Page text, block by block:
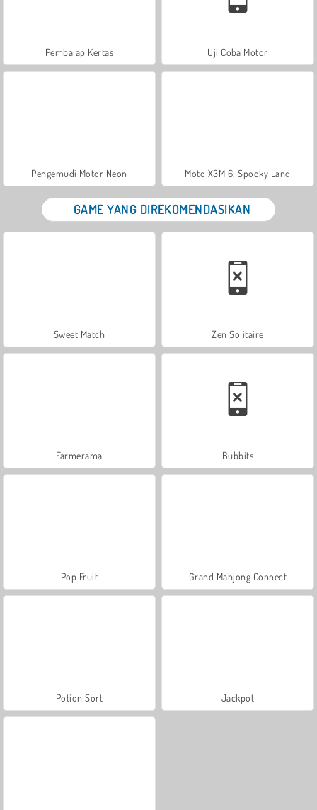
Pembalap Kertas Uji Coba Motor
Pengemudi Motor Neon Moto X3M 6: Spooky Land
GAME YANG DIREKOMENDASIKAN
Sweet Match Zen Solitaire
Farmerama Bubbits
Pop Fruit Grand Mahjong Connect
Potion Sort Jackpot